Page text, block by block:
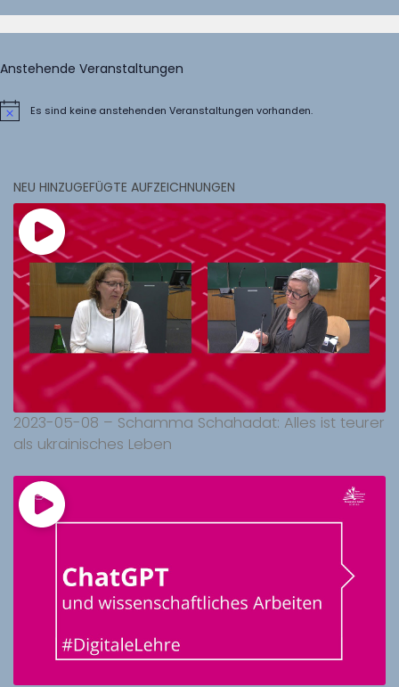
Anstehende Veranstaltungen
HinweisEs sind keine anstehenden Veranstaltungen vorhanden.
NEU HINZUGEFÜGTE AUFZEICHNUNGEN
2023-05-08 – Schamma Schahadat: Alles ist teurer
als ukrainisches Leben